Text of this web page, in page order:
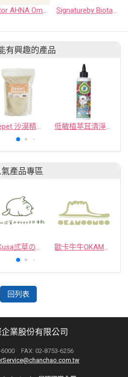
有興趣的產品
Acepet 沙漠精華浴砂 低敏植萃耳清淨200ml｜ECOCERT認證
氣產品專區
SaKusa弎草のサクサク手作凍乾 歐卡牛牛OKAMOOMOO 貓草包
回列表
業股份有限公司
6000 FAX: 02-8753-6256